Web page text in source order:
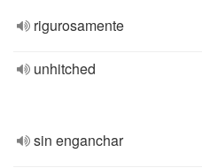
rigurosamente
unhitched
sin enganchar